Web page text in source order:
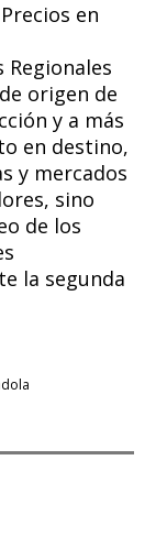
en
origen de
y a más
en destino,
y mercados
sino
de los
la segunda